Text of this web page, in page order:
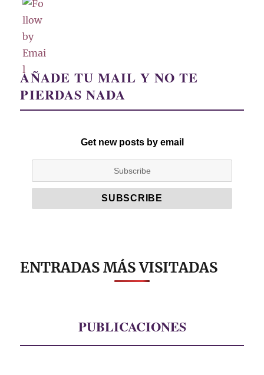
AÑADE TU MAIL Y NO TE
PIERDAS NADA
Get new posts by email
ENTRADAS MÁS VISITADAS
PUBLICACIONES